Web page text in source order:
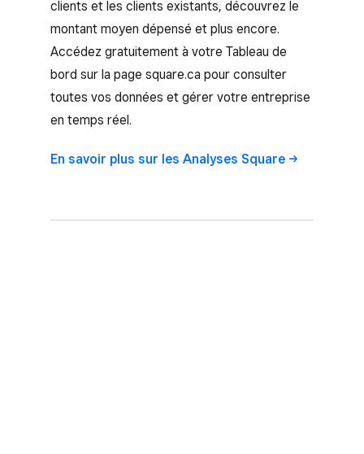
clients et les clients existants, découvrez le
montant moyen dépensé et plus encore.
Accédez gratuitement à votre Tableau de
bord sur la page square.ca pour consulter
toutes vos données et gérer votre entreprise
en temps réel.
En savoir plus sur les Analyses Square